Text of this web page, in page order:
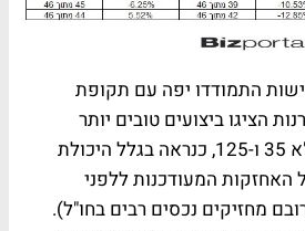
התמודדו יפה עם תקופת
הציגו ביצועים טובים יותר
מהמדדים המובילים ת"א 35 ו-125, כנראה בגלל היכולת
האחזקות המעודכנות ללפני
מחזיקים נכסים רבים בחו"ל).